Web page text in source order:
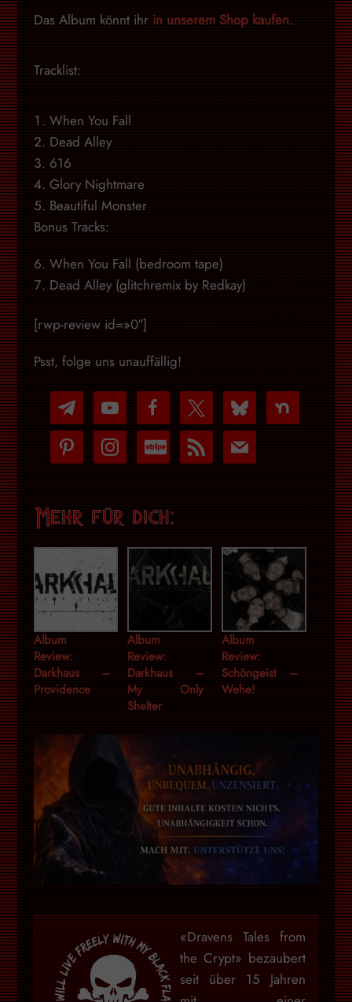
Das Album könnt ihr in unserem Shop kaufen.
Tracklist:
When You Fall
Dead Alley
616
Glory Nightmare
Beautiful Monster
Bonus Tracks:
When You Fall (bedroom tape)
Dead Alley (glitchremix by Redkay)
[rwp-review id=»0″]
Psst, folge uns unauffällig!
telegram
youtube-
play
facebook bluesky nextdoor
pinterest instagramcc-
stripe
rss mail
Mehr für dich:
Album
Review:
Darkhaus –
Providence
Album
Review:
Darkhaus –
My Only
Shelter
Album
Review:
Schöngeist –
Wehe!
«Dravens Tales from
the Crypt» bezaubert
seit über 15 Jahren